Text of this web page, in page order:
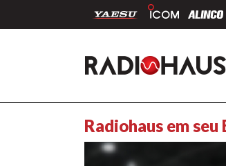
Radiohaus em seu